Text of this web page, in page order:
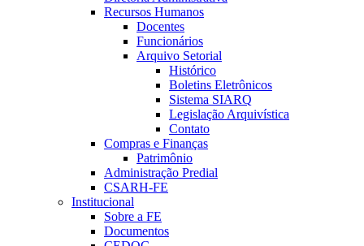
Recursos Humanos
Docentes
Funcionários
Arquivo Setorial
Histórico
Boletins Eletrônicos
Sistema SIARQ
Legislação Arquivística
Contato
Compras e Finanças
Patrimônio
Administração Predial
CSARH-FE
Institucional
Sobre a FE
Documentos